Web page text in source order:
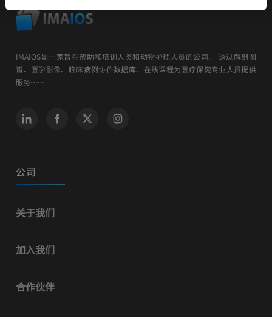
IMAIOS是一家旨在帮助和培训人类和动物护理人员的公司。 透过解剖图
谱、医学影像、临床病例协作数据库、在线课程为医疗保健专业人员提供
服务……
公司
关于我们
加入我们
合作伙伴